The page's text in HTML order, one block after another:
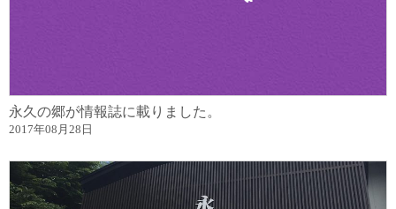
永久の郷が情報誌に載りました。
2017年08月28日